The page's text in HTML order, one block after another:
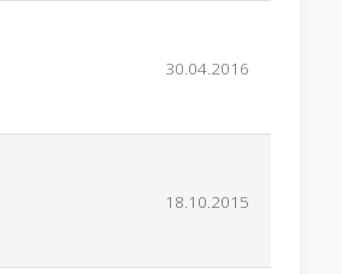
30.04.2016
18.10.2015